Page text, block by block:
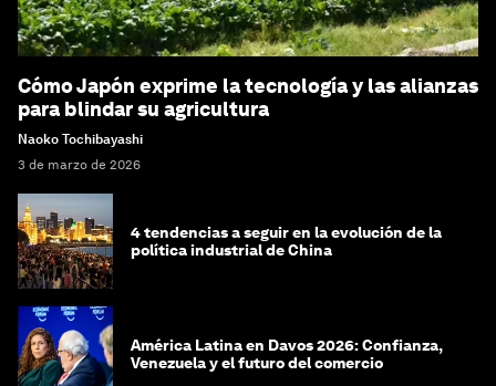
Cómo Japón exprime la tecnología y las alianzas
para blindar su agricultura
Naoko Tochibayashi
3 de marzo de 2026
4 tendencias a seguir en la evolución de la
política industrial de China
América Latina en Davos 2026: Confianza,
Venezuela y el futuro del comercio